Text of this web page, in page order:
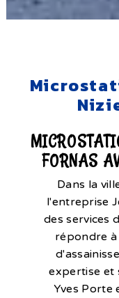
FORNAS
Dans la
l'entreprise
des services
répondre à
expertise et
Yves Porte